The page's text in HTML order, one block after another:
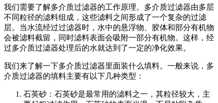
我们需要了解多介质过滤器的工作原理。多介质过滤器由多层
不同粒径的滤料组成，这些滤料之间形成了一个复杂的过滤
层。当水流经过过滤器时，水中的悬浮物、胶体和部分有机物
会被滤料截留，同时滤料表面会吸附一部分有机物。这样，经
过多介质过滤器处理后的水就达到了一定的净化效果。
我们来了解一下多介质过滤器里面装什么填料。一般来说，多
介质过滤器的填料主要有以下几种类型：
石英砂：石英砂是最常用的滤料之一，其粒径较大，主